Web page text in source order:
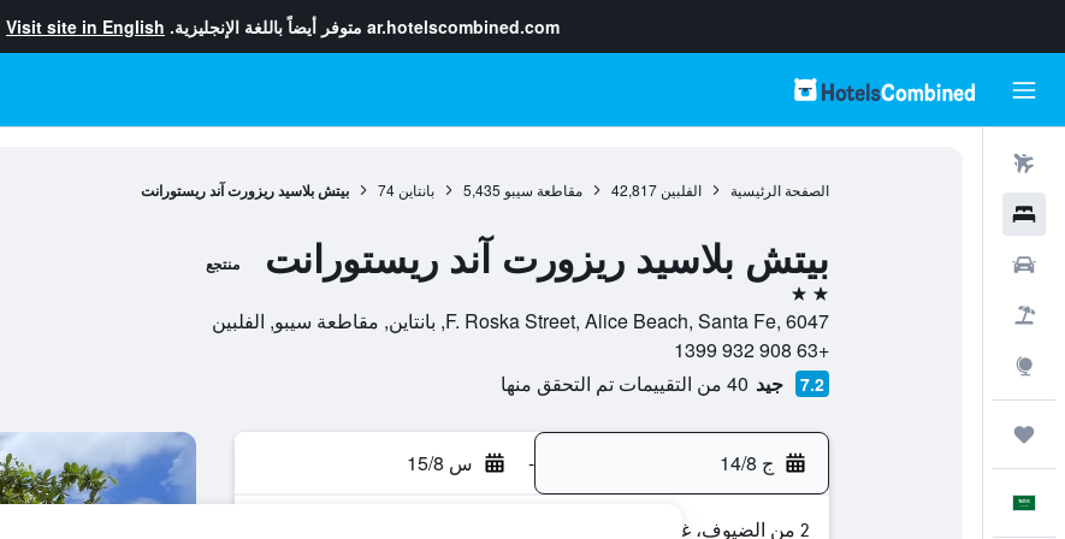
ar.hotelscombined.com متوفر أيضاً باللغة الإنجليزية. Visit site in English
الصفحة الرئيسية الفلبين 42,817 مقاطعة سيبو 5,435 بانتاين 74 بيتش بلاسيد ريزورت آند ريستورانت
بيتش بلاسيد ريزورت آند ريستورانت منتجع
2 نجمتين
F. Roska Street, Alice Beach, Santa Fe, 6047, بانتاين, مقاطعة سيبو, الفلبين
+63 908 932 1399
7.2 جيد 40 من التقييمات تم التحقق منها
ج 14/8 - س 15/8
2 من الضيوف، غرفة واحدة